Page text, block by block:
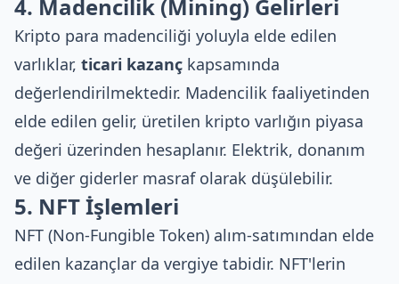
4. Madencilik (Mining) Gelirleri
Kripto para madenciliği yoluyla elde edilen
varlıklar, ticari kazanç kapsamında
değerlendirilmektedir. Madencilik faaliyetinden
elde edilen gelir, üretilen kripto varlığın piyasa
değeri üzerinden hesaplanır. Elektrik, donanım
ve diğer giderler masraf olarak düşülebilir.
5. NFT İşlemleri
NFT (Non-Fungible Token) alım-satımından elde
edilen kazançlar da vergiye tabidir. NFT'lerin